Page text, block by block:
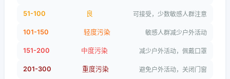
51-100 良 可接受，少数敏感人群注意
101-150 轻度污染 敏感人群减少户外活动
151-200 中度污染 减少户外活动，佩戴口罩
201-300 重度污染 避免户外活动，关闭门窗